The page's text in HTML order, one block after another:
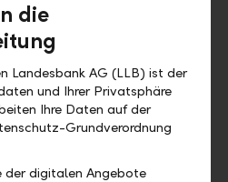
Bank" – damit
Bedürfnis von
Elan, exzellentem Know-
vorn. Gemeinsam
nur unsere Antwort auf
unser Engagement für Ihr
stehen Sie im Zentrum
die
Landesbank AG (LLB) ist der
und Ihrer Privatsphäre
Ihre Daten auf der
Grundverordnung
der digitalen Angebote